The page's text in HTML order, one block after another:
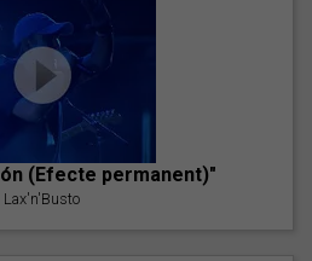
(Efecte permanent)"
Lax'n'Busto